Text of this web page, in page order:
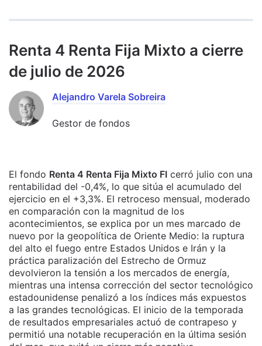
Renta 4 Renta Fija Mixto a cierre
de julio de 2026
Alejandro Varela Sobreira
Gestor de fondos
El fondo Renta 4 Renta Fija Mixto FI cerró julio con una
rentabilidad del -0,4%, lo que sitúa el acumulado del
ejercicio en el +3,3%. El retroceso mensual, moderado
en comparación con la magnitud de los
acontecimientos, se explica por un mes marcado de
nuevo por la geopolítica de Oriente Medio: la ruptura
del alto el fuego entre Estados Unidos e Irán y la
práctica paralización del Estrecho de Ormuz
devolvieron la tensión a los mercados de energía,
mientras una intensa corrección del sector tecnológico
estadounidense penalizó a los índices más expuestos
a las grandes tecnológicas. El inicio de la temporada
de resultados empresariales actuó de contrapeso y
permitió una notable recuperación en la última sesión